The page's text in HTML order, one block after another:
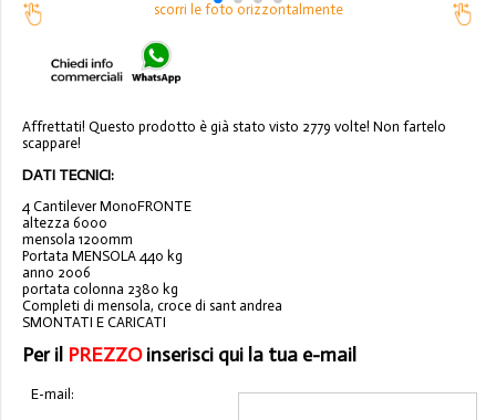
scorri le foto orizzontalmente
Affrettati! Questo prodotto è già stato visto 2779 volte! Non fartelo
scappare!
DATI TECNICI:
4 Cantilever MonoFRONTE
altezza 6000
mensola 1200mm
Portata MENSOLA 440 kg
anno 2006
portata colonna 2380 kg
Completi di mensola, croce di sant andrea
SMONTATI E CARICATI
Per il PREZZOinserisci qui la tua e-mail
E-mail: